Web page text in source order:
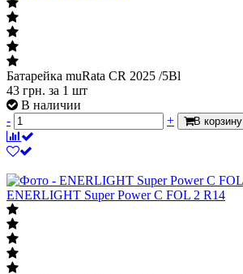
Батарейка muRata CR 2025 /5Bl
43 грн. за 1 шт
В наличии
-
+ В корзину
ENERLIGHT Super Power C FOL 2 R14